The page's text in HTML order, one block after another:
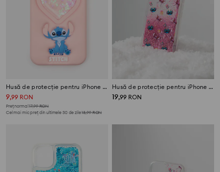
Husă de protecție pentru iPhone 11/XR Stitch
9,99 RON
Preț normal17,99RON
Cel mai mic preț din ultimele 30 de zile13,99RON
Husă de protecție pentru iPhone 11/XR Stitch
19,99 RON